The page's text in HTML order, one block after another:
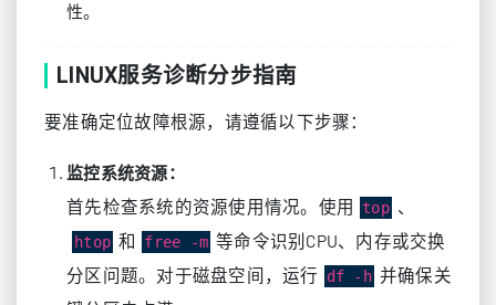
性。
LINUX服务诊断分步指南
要准确定位故障根源，请遵循以下步骤：
监控系统资源：
首先检查系统的资源使用情况。使用 top 、
htop 和 free -m 等命令识别CPU、内存或交换
分区问题。对于磁盘空间，运行
df -h 并确保关